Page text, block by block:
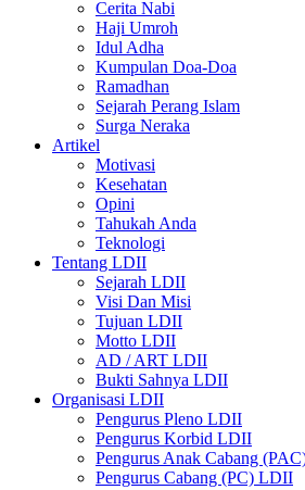
Cerita Nabi
Haji Umroh
Idul Adha
Kumpulan Doa-Doa
Ramadhan
Sejarah Perang Islam
Surga Neraka
Artikel
Motivasi
Kesehatan
Opini
Tahukah Anda
Teknologi
Tentang LDII
Sejarah LDII
Visi Dan Misi
Tujuan LDII
Motto LDII
AD / ART LDII
Bukti Sahnya LDII
Organisasi LDII
Pengurus Pleno LDII
Pengurus Korbid LDII
Pengurus Anak Cabang
Pengurus Cabang (PC) LDII